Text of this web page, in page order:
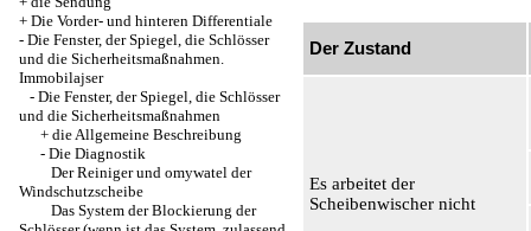
+ Die Vorder- und hinteren Differentiale
- Die Fenster, der Spiegel, die Schlösser
und die Sicherheitsmaßnahmen.
Immobilajser
- Die Fenster, der Spiegel, die Schlösser
und die Sicherheitsmaßnahmen
+ die Allgemeine Beschreibung
- Die Diagnostik
Der Reiniger und omywatel der
Windschutzscheibe
Das System der Blockierung der
Der Zustand
Es arbeitet der
Scheibenwischer nicht